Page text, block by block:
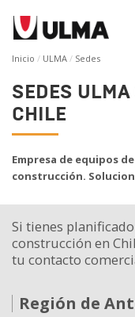
Inicio ULMA Sedes
SEDES
CHILE
Empresa de equipos de
construcción.
Si tienes
construcción en
tu contacto
Región de